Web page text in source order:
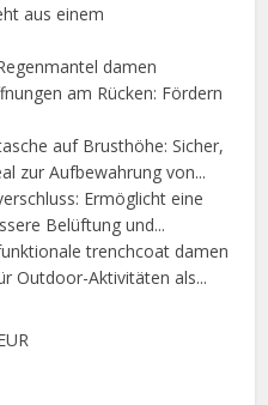
aus einem
damen
am Rücken: Fördern
auf Brusthöhe: Sicher,
zur Aufbewahrung von...
Ermöglicht eine
Belüftung und...
trenchcoat damen
Outdoor-Aktivitäten als...